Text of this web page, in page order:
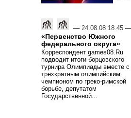
— 24.08.08 18:45 —
«Первенство Южного
федерального округа»
Корреспондент games08.Ru
подводит итоги борцовского
турнира Олимпиады вместе с
трехкратным олимпийским
чемпионом по греко-римской
борьбе, депутатом
Государственной...